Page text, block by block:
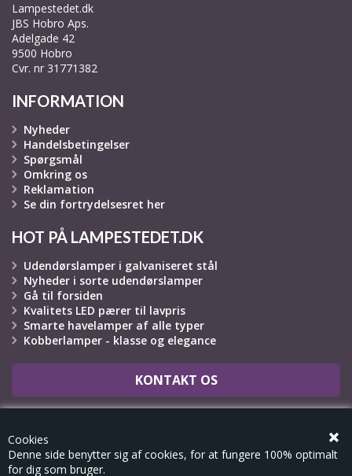
Cookies
Denne side benytter sig af cookies, for at fungere 100% optimalt
for dig som bruger.
Lampestedet.dk
JBS Hobro Aps.
Adelgade 42
9500 Hobro
Cvr. nr 31771382
INFORMATION
Nyheder
Handelsbetingelser
Spørgsmål
Omkring os
Reklamation
Se din fortrydelsesret her
HOT PÅ LAMPESTEDET.DK
Udendørslamper i galvaniseret stål
Nyheder i sorte udendørslamper
Gå til forsiden
Kvalitets LED pærer til lavpris
Smarte havelamper af alle typer
Kobberlamper - klasse og elegance
KONTAKT OS